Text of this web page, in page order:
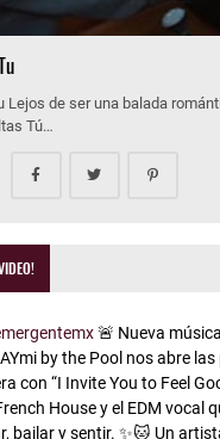
Lejos de ser una balada
Tú…
🚨 Nueva
by the Pool nos abre
con “I Invite You to Feel
House y el EDM vocal
bailar y sentir. ✨🐱 Un